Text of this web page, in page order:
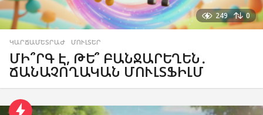
249 0
ԿԱՐՃԱՄԵՏՐԱԺ ,ՄՈՒԼՏԵՐ
ՄԻ՞ՐԳ Է, ԹԵ՞ ԲԱՆՋԱՐԵՂԵՆ․
ՃԱՆԱՉՈՂԱԿԱՆ ՄՈՒԼՏՖԻԼՄ